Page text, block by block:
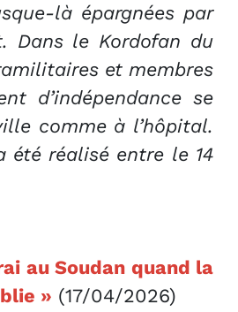
là épargnées par
Dans le Kordofan du
et membres
d’indépendance se
comme à l’hôpital.
été réalisé entre le 14
au Soudan quand la
» (17/04/2026)